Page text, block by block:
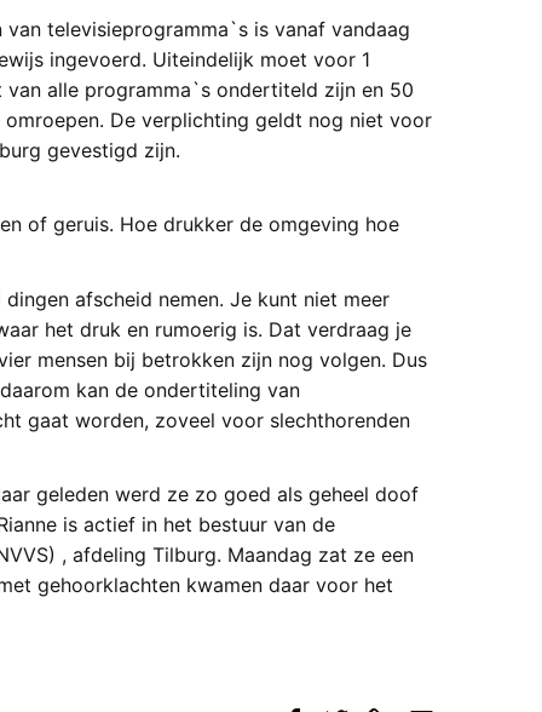
televisieprogramma`s is vanaf vandaag
ingevoerd. Uiteindelijk moet voor 1
van alle programma`s ondertiteld zijn en 50
De verplichting geldt nog niet voor
gevestigd zijn.
of geruis. Hoe drukker de omgeving hoe
afscheid nemen. Je kunt niet meer
het druk en rumoerig is. Dat verdraag je
mensen bij betrokken zijn nog volgen. Dus
kan de ondertiteling van
gaat worden, zoveel voor slechthorenden
geleden werd ze zo goed als geheel doof
is actief in het bestuur van de
, afdeling Tilburg. Maandag zat ze een
gehoorklachten kwamen daar voor het